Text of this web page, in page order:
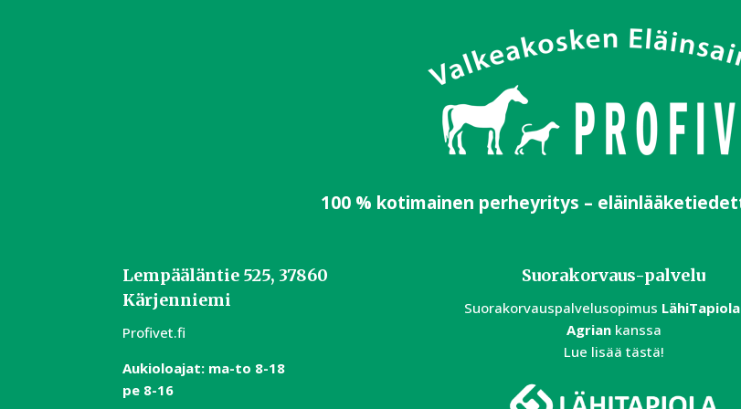
100 % kotimainen perheyritys –
Lempääläntie 525, 37860
Kärjenniemi
Profivet.fi
Aukioloajat: ma-to 8-18
pe 8-16
Suorakorvaus-palvelu
Suorakorvauspalvelusopimus
Agriankanssa
Lue lisää tästä!